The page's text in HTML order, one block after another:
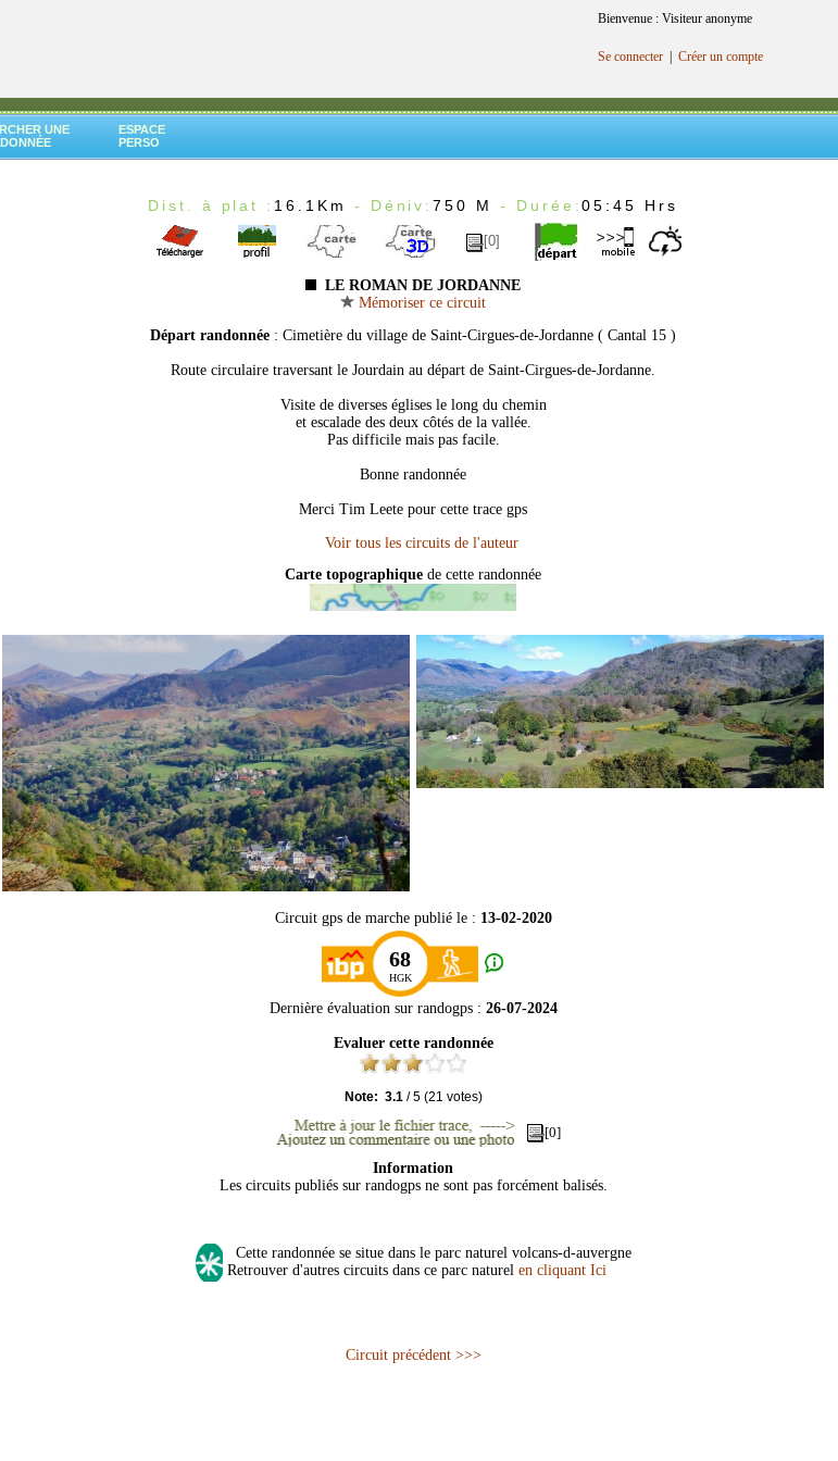
Bienvenue : Visiteur anonyme
Se connecter Créer un compte
UNE
ESPACE
PERSO
Dist. à plat : 16.1Km - Déniv:750 M - Durée:05:45 Hrs
[0]
LE ROMAN DE JORDANNE
Mémoriser ce circuit
Départ randonnée : Cimetière du village de Saint-Cirgues-de-Jordanne ( Cantal 15 )
Route circulaire traversant le Jourdain au départ de Saint-Cirgues-de-Jordanne.
Visite de diverses églises le long du chemin
et escalade des deux côtés de la vallée.
Pas difficile mais pas facile.
Bonne randonnée
Merci Tim Leete pour cette trace gps
Carte topographique de cette randonnée
Circuit gps de marche publié le : 13-02-2020
68
HGK
Dernière évaluation sur randogps : 26-07-2024
Evaluer cette randonnée
Note: 3.1/5(21 votes)
[0]
Information
Les circuits publiés sur randogps ne sont pas forcément balisés.
Cette randonnée se situe dans le parc naturel volcans-d-auvergne
Retrouver d'autres circuits dans ce parc naturel en cliquant Ici
Circuit précédent >>>